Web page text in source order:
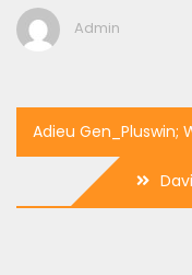
Admin
Adieu